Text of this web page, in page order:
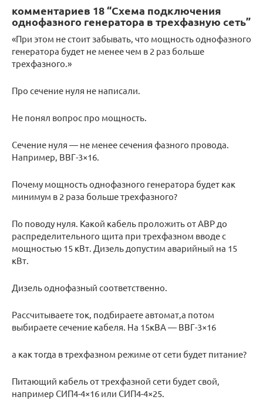
комментариев 18 “Схема подключения
однофазного генератора в трехфазную сеть”
«При этом не стоит забывать, что мощность однофазного
генератора будет не менее чем в 2 раз больше
трехфазного.»
Про сечение нуля не написали.
Не понял вопрос про мощность.
Сечение нуля — не менее сечения фазного провода.
Например, ВВГ-3×16.
Почему мощность однофазного генератора будет как
минимум в 2 раза больше трехфазного?
По поводу нуля. Какой кабель проложить от АВР до
распределительного щита при трехфазном вводе с
мощностью 15 кВт. Дизель допустим аварийный на 15
кВт.
Дизель однофазный соответственно.
Рассчитываете ток, подбираете автомат,а потом
выбираете сечение кабеля. На 15кВА — ВВГ-3×16
а как тогда в трехфазном режиме от сети будет питание?
Питающий кабель от трехфазной сети будет свой,
например СИП4-4×16 или СИП4-4×25.